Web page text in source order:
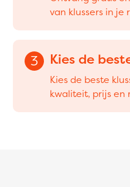
van klussers in je
3 Kies de
Kies de beste
kwaliteit, prijs en